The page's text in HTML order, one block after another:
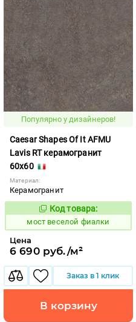
Популярно у дизайнеров!
Caesar Shapes Of It AFMU
Lavis RT керамогранит
60x60
Материал:
Керамогранит
1016864
Код товара:
мост веселой фиалки
Цена
6 690 руб./м²
Заказ в 1 клик
В корзину